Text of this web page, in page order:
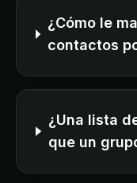
¿Cómo le
contactos
¿Una lista
que un